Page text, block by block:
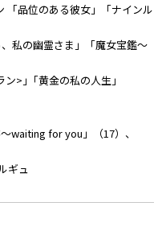
「品位のある彼女」「ナインル
私の幽霊さま」「魔女宝鑑～
>」｢黄金の私の人生」
waiting for you」（17）、
ギュ